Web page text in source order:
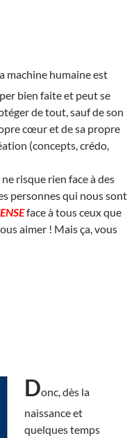
a machine humaine est
bien faite et peut se
de tout, sauf de son
cœur et de sa propre
(concepts, crédo,
ne risque rien face à des
personnes qui nous sont
face à tous ceux que
aimer ! Mais ça, vous
Donc, dès la
naissance et
quelques temps